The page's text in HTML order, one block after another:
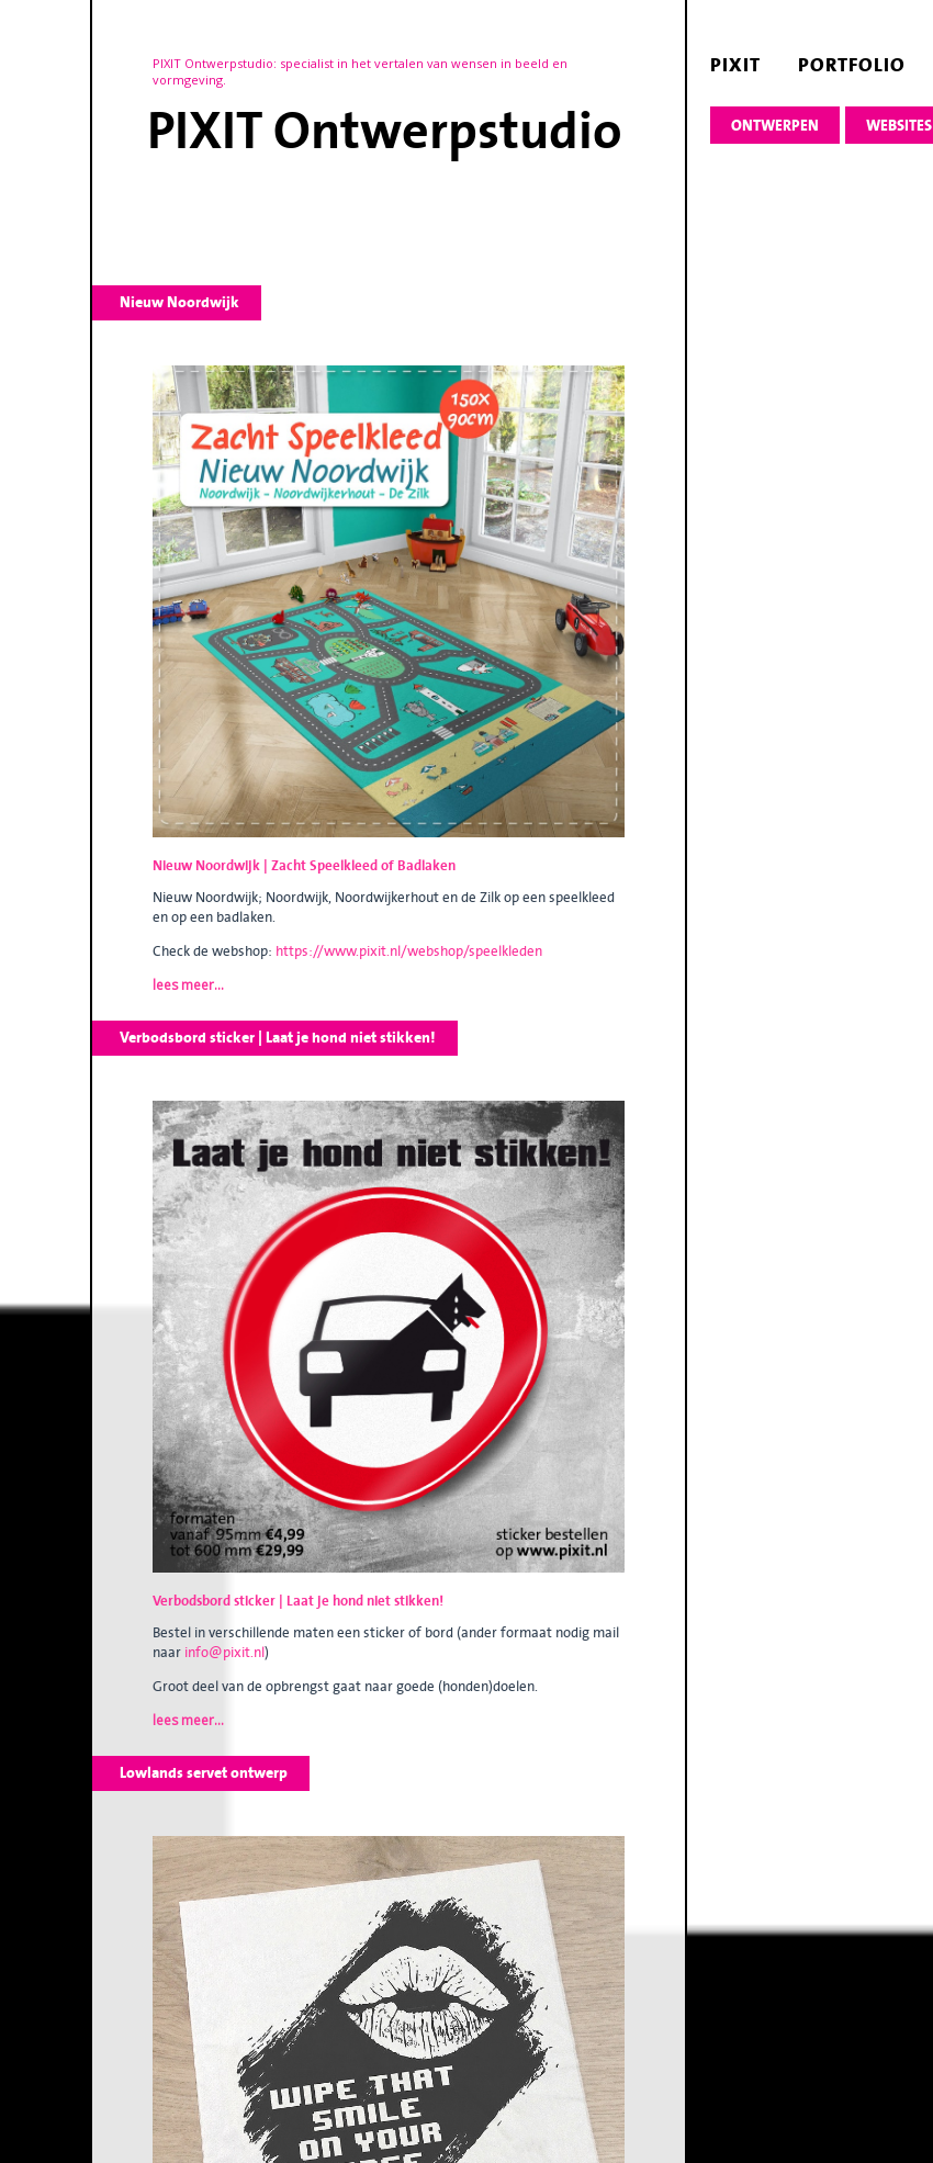
PIXIT PORTFOLIO
ONTWERPEN WEBSITES
PIXIT Ontwerpstudio: specialist in het vertalen van wensen in beeld en
vormgeving.
PIXIT Ontwerpstudio
Nieuw Noordwijk
Nieuw Noordwijk | Zacht Speelkleed of Badlaken
Nieuw Noordwijk; Noordwijk, Noordwijkerhout en de Zilk op een speelkleed
en op een badlaken.
Check de webshop: https://www.pixit.nl/webshop/speelkleden
lees meer...
Verbodsbord sticker | Laat je hond niet stikken!
Verbodsbord sticker | Laat je hond niet stikken!
Bestel in verschillende maten een sticker of bord (ander formaat nodig mail
naar info@pixit.nl)
Groot deel van de opbrengst gaat naar goede (honden)doelen.
lees meer...
Lowlands servet ontwerp